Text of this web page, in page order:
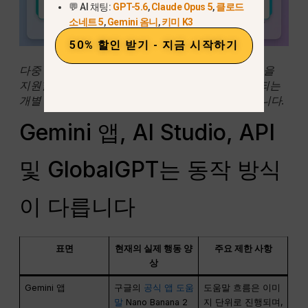
다중 이미지 워크플로는 다양한 변형 및 형식 계획을
지원할 수 있지만, 하나의 프롬프트만으로는 생성되는
개별 출력 파일의 정확한 개수가 보장되지는 않습니다.
Gemini 앱, AI Studio, API
및 GlobalGPT는 동작 방식
이 다릅니다
표면
현재의 실제 행동 양
상
주요 제한 사항
Gemini 앱 구글의 공식 앱 도움
말Nano Banana 2
도움말 흐름은 이미
지 단위로 진행되며,
💬 AI 채팅: GPT-5.6,Claude Opus 5,클로드
소네트 5,Gemini 옴니 ,키미 K3
50% 할인 받기 - 지금 시작하기